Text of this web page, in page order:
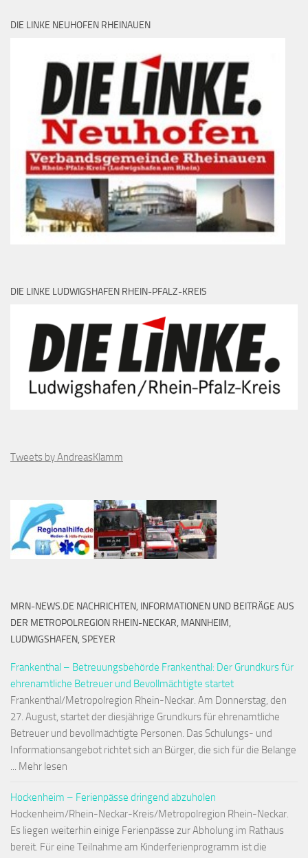
DIE LINKE NEUHOFEN RHEINAUEN
DIE LINKE LUDWIGSHAFEN RHEIN-PFALZ-KREIS
Tweets by AndreasKlamm
MRN-NEWS.DE NACHRICHTEN, INFORMATIONEN UND BEITRÄGE AUS
DER METROPOLREGION RHEIN-NECKAR, MANNHEIM,
LUDWIGSHAFEN, SPEYER
Frankenthal – Betreuungsbehörde Frankenthal: Der Grundkurs für
ehrenamtliche Betreuer und Bevollmächtigte startet
Frankenthal/Metropolregion Rhein-Neckar. Am Donnerstag, den
27. August, startet der diesjährige Grundkurs für ehrenamtliche
Betreuer und bevollmächtigte Personen. Das Schulungs- und
Informationsangebot richtet sich an Bürger, die sich für die Belange
... Mehr lesen
Hockenheim – Ferienpässe dringend abzuholen
Hockenheim/Rhein-Neckar-Kreis/Metropolregion Rhein-Neckar.
Es liegen weiterhin einige Ferienpässe zur Abholung im Rathaus
bereit. Für eine Teilnahme am Kinderferienprogramm ist die